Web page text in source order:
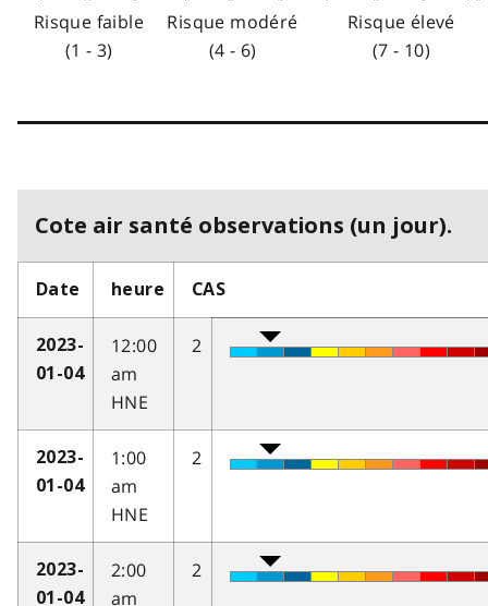
Risque faible
(1 - 3)
Risque modéré
(4 - 6)
Risque élevé
(7 - 10)
Cote air santé observations (un jour).
Date heure CAS
2023-
01-04
12:00
am
HNE
2
2023-
01-04
1:00
am
HNE
2
2023-
01-04
2:00
am
2